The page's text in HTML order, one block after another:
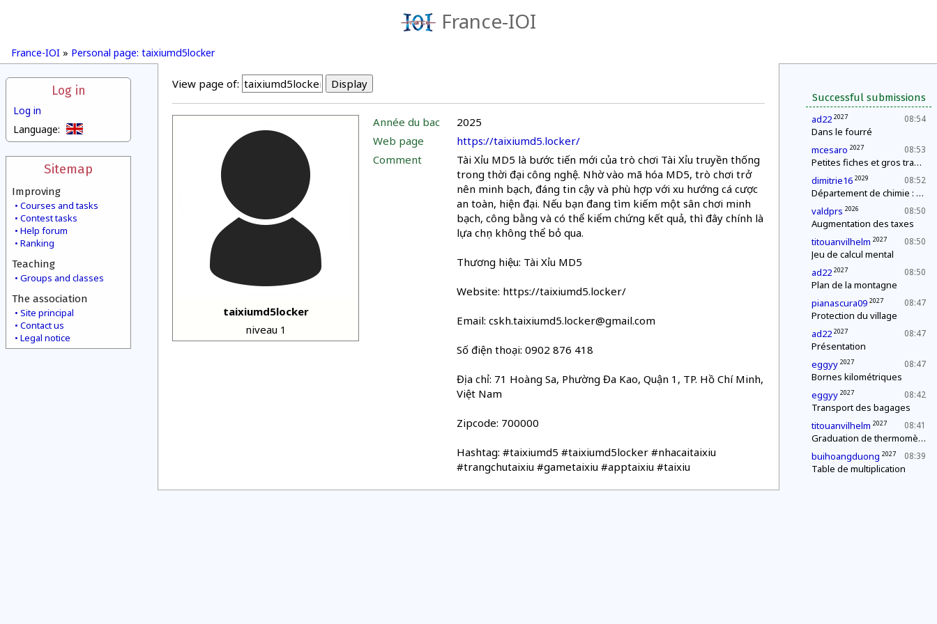
France-IOI
France-IOI » Personal page: taixiumd5locker
Log in
Log in
Language:
Sitemap
Improving
Courses and tasks
Contest tasks
Help forum
Ranking
Teaching
Groups and classes
The association
Site principal
Contact us
Legal notice
Successful submissions
08:54
ad22 2027
Dans le fourré
08:53
mcesaro 2027
Petites fiches et gros travail
08:52
dimitrie16 2029
Département de chimie : mélange explosif
08:50
valdprs 2026
Augmentation des taxes
08:50
titouanvilhelm 2027
Jeu de calcul mental
08:50
ad22 2027
Plan de la montagne
08:47
pianascura09 2027
Protection du village
08:47
ad22 2027
Présentation
08:47
eggyy 2027
Bornes kilométriques
08:42
eggyy 2027
Transport des bagages
08:41
titouanvilhelm 2027
Graduation de thermomètres
08:39
buihoangduong 2027
Table de multiplication
View page of:
taixiumd5locker
niveau 1
Année du bac
2025
Web page
https://taixiumd5.locker/
Comment
Tài Xỉu MD5 là bước tiến mới của trò chơi Tài Xỉu truyền thống
trong thời đại công nghệ. Nhờ vào mã hóa MD5, trò chơi trở
nên minh bạch, đáng tin cậy và phù hợp với xu hướng cá cược
an toàn, hiện đại. Nếu bạn đang tìm kiếm một sân chơi minh
bạch, công bằng và có thể kiểm chứng kết quả, thì đây chính là
lựa chọn không thể bỏ qua.
Thương hiệu: Tài Xỉu MD5
Website: https://taixiumd5.locker/
Email: cskh.taixiumd5.locker@gmail.com
Số điện thoại: 0902 876 418
Địa chỉ: 71 Hoàng Sa, Phường Đa Kao, Quận 1, TP. Hồ Chí Minh,
Việt Nam
Zipcode: 700000
Hashtag: #taixiumd5 #taixiumd5locker #nhacaitaixiu
#trangchutaixiu #gametaixiu #apptaixiu #taixiu